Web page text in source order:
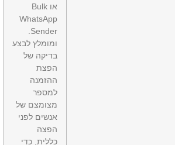
או Bulk
WhatsApp
Sender.
ומומלץ לבצע
בדיקה של
הפצת
ההזמנה
למספר
מצומצם של
אנשים לפני
הפצה
כללית, כדי